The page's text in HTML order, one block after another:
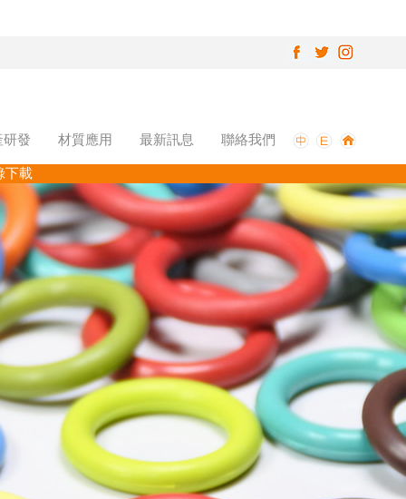
研發 材質應用 最新訊息 聯絡我們
下載